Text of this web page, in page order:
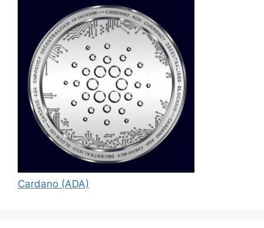
Cardano (ADA)